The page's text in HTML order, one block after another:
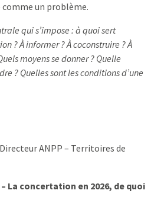
un problème.
qui s’impose : à quoi sert
? À informer ? À coconstruire ? À
moyens se donner ? Quelle
? Quelles sont les conditions d’une
ANPP – Territoires de
La concertation en 2026, de quoi